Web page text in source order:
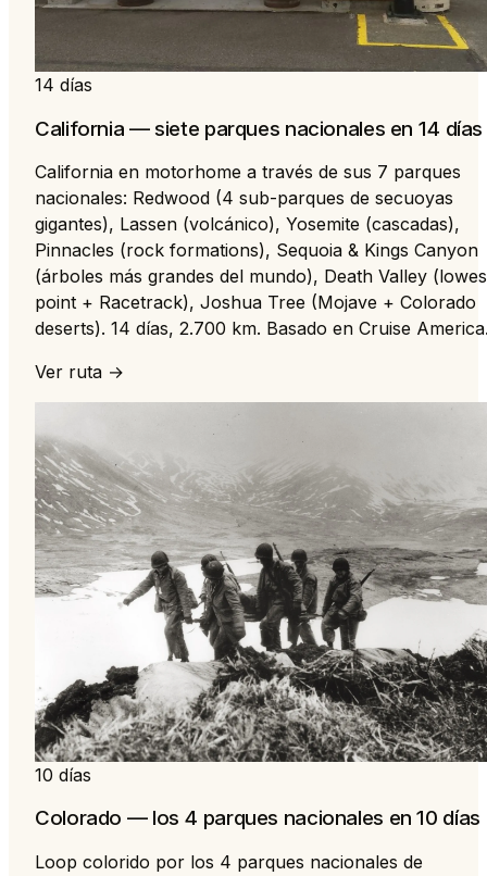
14 días
California — siete parques nacionales en 14 días
California en motorhome a través de sus 7 parques
nacionales: Redwood (4 sub-parques de secuoyas
gigantes), Lassen (volcánico), Yosemite (cascadas),
Pinnacles (rock formations), Sequoia & Kings Canyon
(árboles más grandes del mundo), Death Valley
point + Racetrack), Joshua Tree (Mojave + Colorado
deserts). 14 días, 2.700 km. Basado en Cruise
Ver ruta →
10 días
Colorado — los 4 parques nacionales en 10 días
Loop colorido por los 4 parques nacionales de